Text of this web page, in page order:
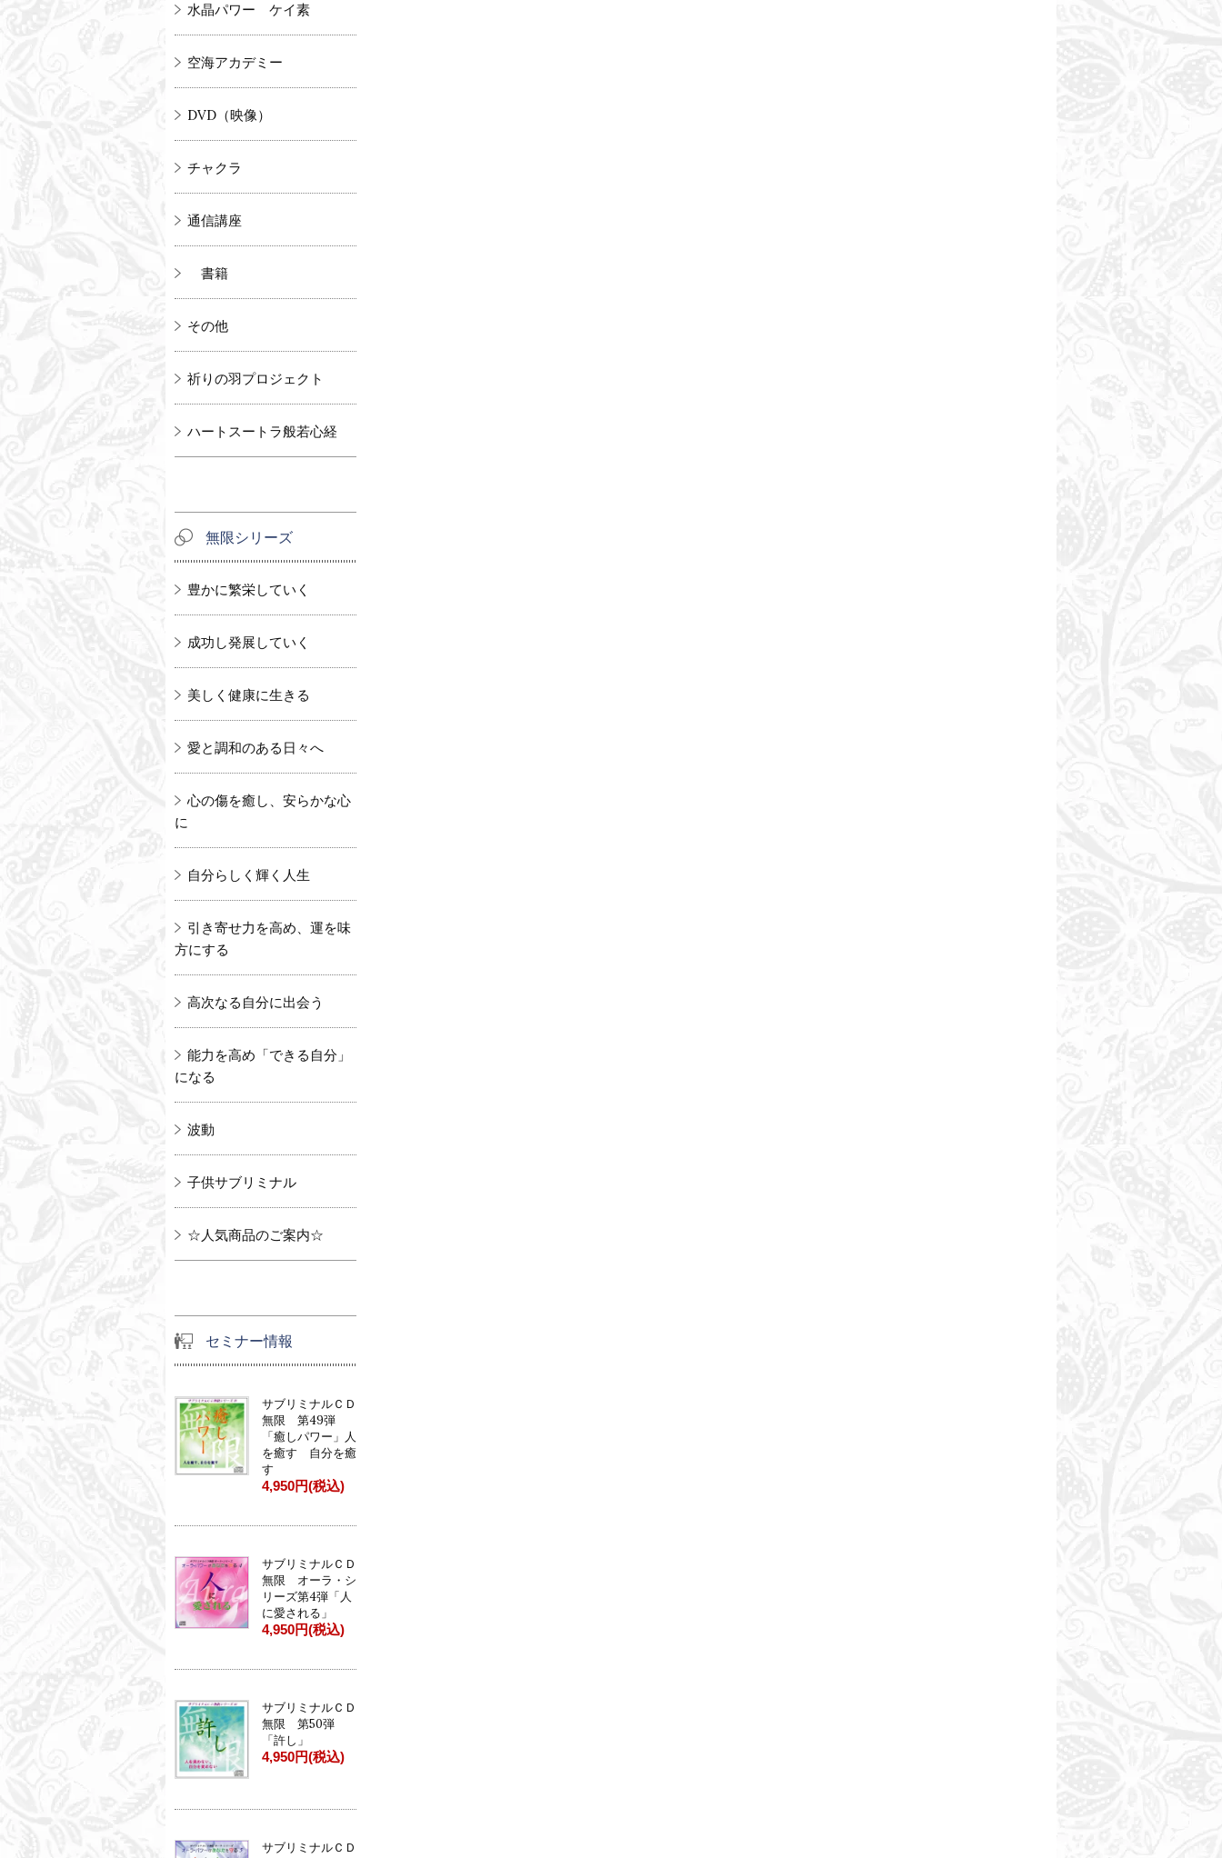
水晶パワー ケイ素
空海アカデミー
DVD（映像）
チャクラ
通信講座
書籍
その他
祈りの羽プロジェクト
ハートスートラ般若心経
無限シリーズ
豊かに繁栄していく
成功し発展していく
美しく健康に生きる
愛と調和のある日々へ
心の傷を癒し、安らかな心
に
自分らしく輝く人生
引き寄せ力を高め、運を味
方にする
高次なる自分に出会う
能力を高め「できる自分」
になる
波動
子供サブリミナル
☆人気商品のご案内☆
セミナー情報
サブリミナルＣＤ
無限 第49弾
「癒しパワー」人
を癒す 自分を癒
す
4,950円(税込)
サブリミナルＣＤ
無限 オーラ・シ
リーズ第4弾「人
に愛される」
4,950円(税込)
サブリミナルＣＤ
無限 第50弾
「許し」
4,950円(税込)
サブリミナルＣＤ